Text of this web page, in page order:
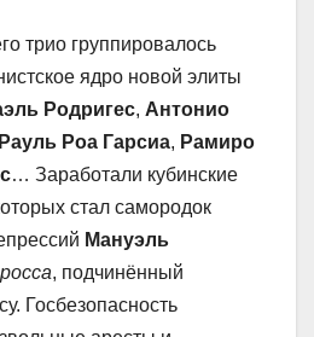
трио группировалось
ядро новой элиты
Родригес, Антонио
Рауль Роа Гарсиа, Рамиро
… Заработали кубинские
стал самородок
Мануэль
, подчинённый
Госбезопасность